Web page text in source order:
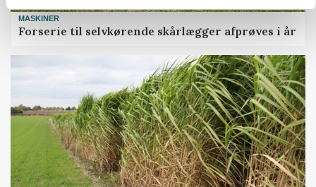
MASKINER
Forserie til selvkørende skårlægger afprøves i år